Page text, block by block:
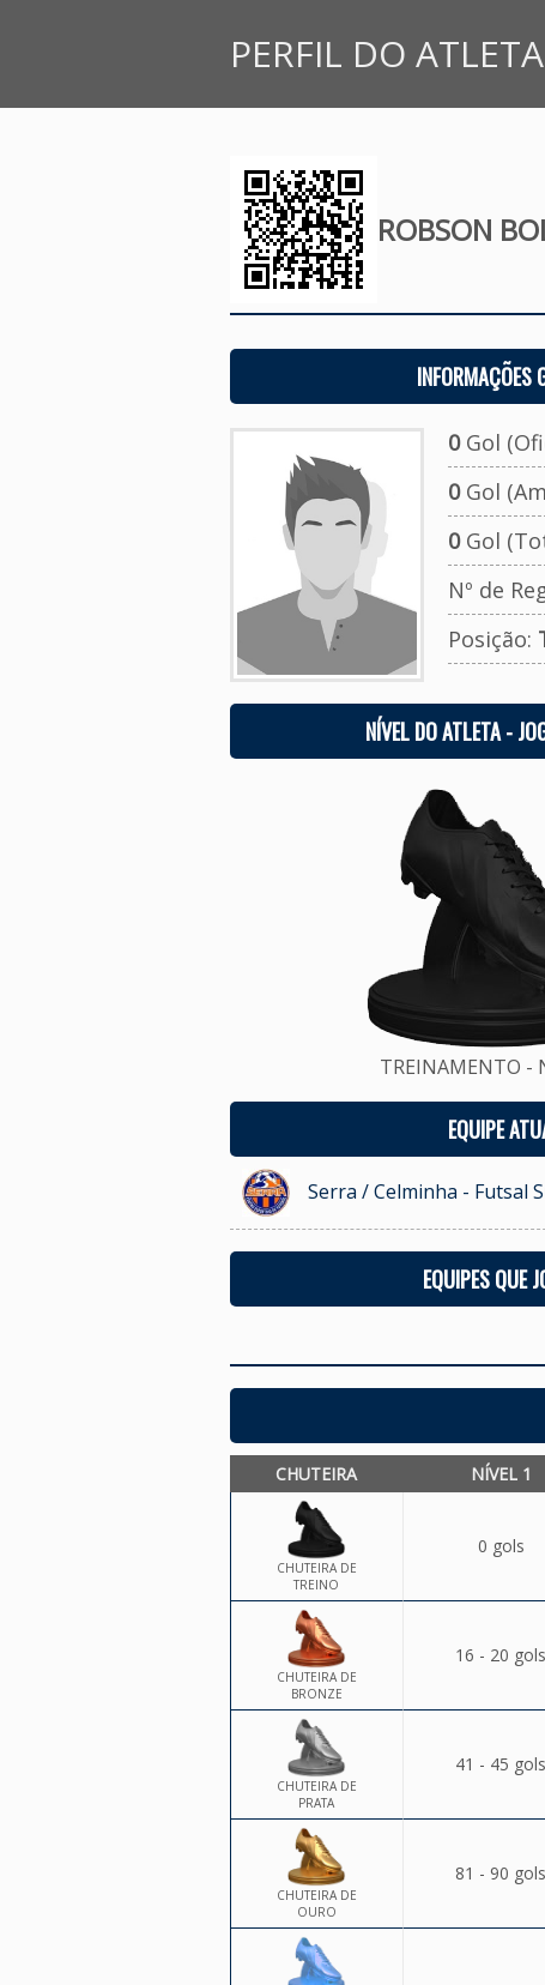
PERFIL DO ATLETA
ROBSON
INFORMAÇÕES
0Gol
0Gol
0Gol
Nº de
Posição:
NÍVEL DO ATLETA -
TREINAMENTO -
EQUIPE
Serra / Celminha - Futsal
EQUIPES QUE
CHUTEIRA NÍVEL 1
CHUTEIRA DE
TREINO
0 gols
CHUTEIRA DE
BRONZE
16 - 20 gols
CHUTEIRA DE
PRATA
41 - 45 gols
CHUTEIRA DE
OURO
81 - 90 gols